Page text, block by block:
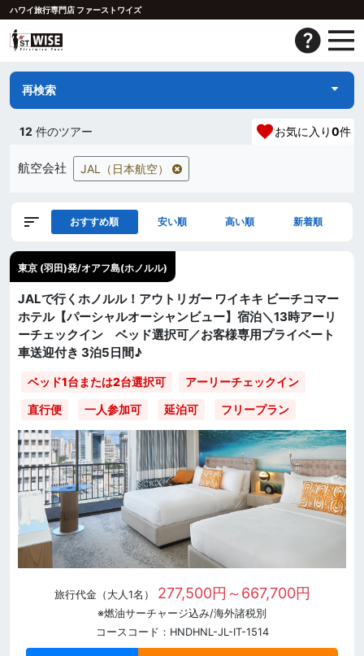
ハワイ旅行専門店 ファーストワイズ
再検索
12 件のツアー お気に入り0件
航空会社 JAL（日本航空）
おすすめ順 安い順 高い順 新着順
東京 (羽田)発/オアフ島(ホノルル)
JALで行くホノルル！アウトリガー ワイキキ ビーチコマー
ホテル【パーシャルオーシャンビュー】宿泊＼13時アーリ
ーチェックイン ベッド選択可／お客様専用プライベート
車送迎付き 3泊5日間♪
ベッド1台または2台選択可
アーリーチェックイン
直行便
一人参加可 延泊可 フリープラン
旅行代金（大人1名） 277,500円～667,700円
※燃油サーチャージ込み/海外諸税別
コースコード：HNDHNL-JL-IT-1514